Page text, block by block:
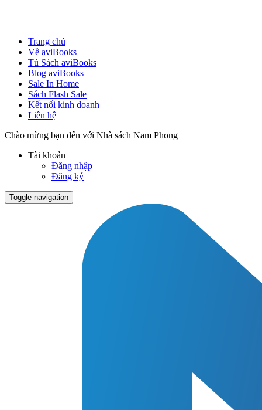
Trang chủ
Về aviBooks
Tủ Sách aviBooks
Blog aviBooks
Sale In Home
Sách Flash Sale
Kết nối kinh doanh
Liên hệ
Chào mừng bạn đến với Nhà sách Nam Phong
Tài khoản
Đăng nhập
Đăng ký
Toggle navigation